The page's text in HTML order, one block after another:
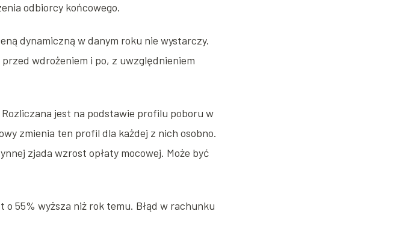
odbiorcy końcowego.
dynamiczną w danym roku nie wystarczy.
wdrożeniem i po, z uwzględnieniem
jest na podstawie profilu poboru w
zmienia ten profil dla każdej z nich osobno.
zjada wzrost opłaty mocowej. Może być
o 55% wyższa niż rok temu. Błąd w rachunku